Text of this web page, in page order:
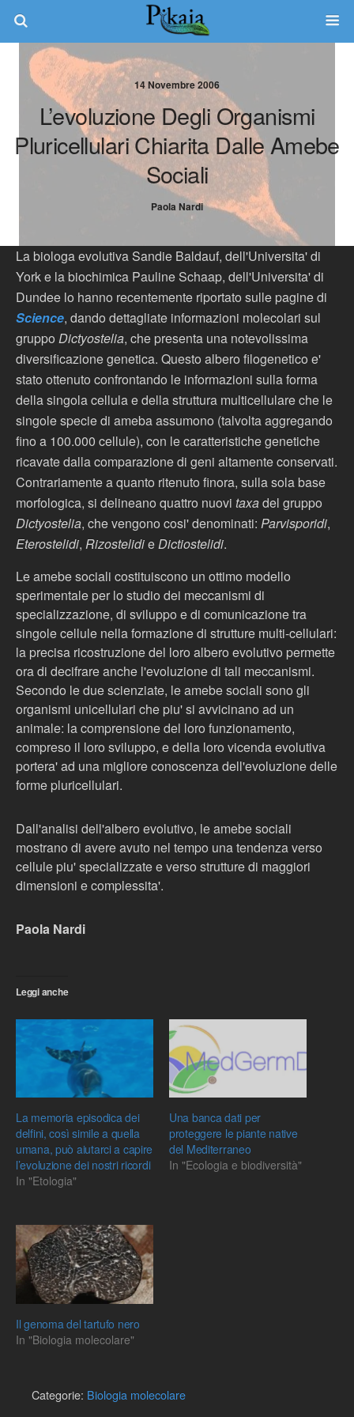
14 Novembre 2006
L’evoluzione Degli Organismi
Pluricellulari Chiarita Dalle Amebe
Sociali
Paola Nardi
La biologa evolutiva Sandie Baldauf, dell'Universita' di
York e la biochimica Pauline Schaap, dell'Universita' di
Dundee lo hanno recentemente riportato sulle pagine di
Science, dando dettagliate informazioni molecolari sul
gruppo Dictyostelia, che presenta una notevolissima
diversificazione genetica. Questo albero filogenetico e'
stato ottenuto confrontando le informazioni sulla forma
della singola cellula e della struttura multicellulare che le
singole specie di ameba assumono (talvolta aggregando
fino a 100.000 cellule), con le caratteristiche genetiche
ricavate dalla comparazione di geni altamente conservati.
Contrariamente a quanto ritenuto finora, sulla sola base
morfologica, si delineano quattro nuovi taxadel gruppo
Dictyostelia, che vengono cosi' denominati: Parvisporidi,
Eterostelidi, RizostelidieDictiostelidi.
Le amebe sociali costituiscono un ottimo modello
sperimentale per lo studio dei meccanismi di
specializzazione, di sviluppo e di comunicazione tra
singole cellule nella formazione di strutture multi-cellulari:
la precisa ricostruzione del loro albero evolutivo permette
ora di decifrare anche l'evoluzione di tali meccanismi.
Secondo le due scienziate, le amebe sociali sono gli
organismi unicellulari che piu' si avvicinano ad un
animale: la comprensione del loro funzionamento,
compreso il loro sviluppo, e della loro vicenda evolutiva
portera' ad una migliore conoscenza dell'evoluzione delle
forme pluricellulari.
Dall'analisi dell'albero evolutivo, le amebe sociali
mostrano di avere avuto nel tempo una tendenza verso
cellule piu' specializzate e verso strutture di maggiori
dimensioni e complessita'.
Paola Nardi
Leggi anche
La memoria episodica dei
delfini, così simile a quella
umana, può aiutarci a capire
l’evoluzione dei nostri ricordi
In "Etologia"
Una banca dati per
proteggere le piante native
del Mediterraneo
In "Ecologia e biodiversità"
Il genoma del tartufo nero
In "Biologia molecolare"
Categorie: Biologia molecolare